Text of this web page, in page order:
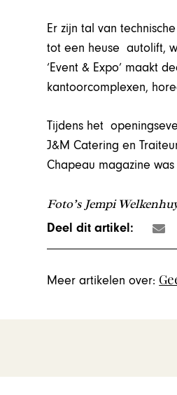
Er zijn tal van
tot een heuse autolift,
‘Event & Expo’ maakt
kantoorcomplexen,
Tijdens het
J&M Catering en
Chapeau magazine
Foto’s Jempi
Deel dit artikel:
Meer artikelen over: